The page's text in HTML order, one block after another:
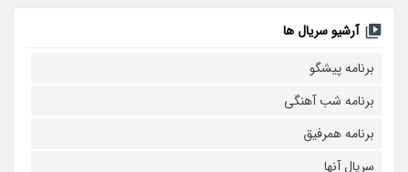
آرشیو سریال ها
برنامه پیشگو
برنامه شب آهنگی
برنامه همرفیق
سریال آنها